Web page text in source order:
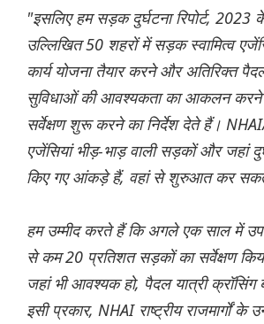
"इसलिए हम सड़क दुर्घटना रिपोर्ट,
उल्लिखित 50 शहरों में सड़क स्वामित्व
कार्य योजना तैयार करने और अतिरिक्त
सुविधाओं की आवश्यकता का आकलन करने
सर्वेक्षण शुरू करने का निर्देश देते हैं।
एजेंसियां ​​भीड़-भाड़ वाली सड़कों और जहां
किए गए आंकड़े हैं, वहां से शुरुआत कर
हम उम्मीद करते हैं कि अगले एक साल में
से कम 20 प्रतिशत सड़कों का सर्वेक्षण
जहां भी आवश्यक हो, पैदल यात्री क्रॉसिंग
इसी प्रकार, NHAI राष्ट्रीय राजमार्गों के